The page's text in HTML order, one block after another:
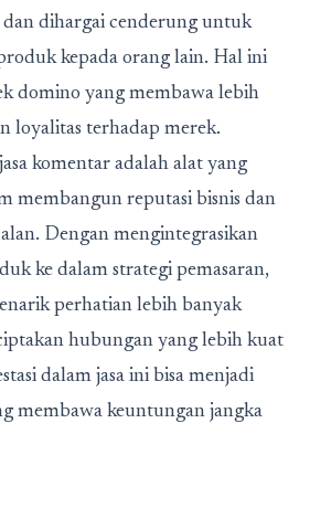
dihargai cenderung untuk
kepada orang lain. Hal ini
domino yang membawa lebih
loyalitas terhadap merek.
komentar adalah alat yang
membangun reputasi bisnis dan
Dengan mengintegrasikan
ke dalam strategi pemasaran,
perhatian lebih banyak
hubungan yang lebih kuat
dalam jasa ini bisa menjadi
membawa keuntungan jangka